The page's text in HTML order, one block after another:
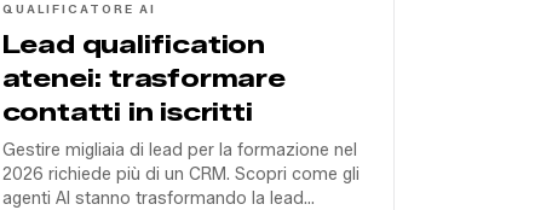
QUALIFICATORE AI
Lead qualification
atenei: trasformare
contatti in iscritti
Gestire migliaia di lead per la formazione nel
2026 richiede più di un CRM. Scopri come gli
agenti AI stanno trasformando la lead